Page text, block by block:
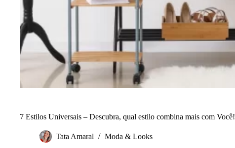
7 Estilos Universais – Descubra, qual estilo combina mais com Você!
Tata Amaral Moda & Looks